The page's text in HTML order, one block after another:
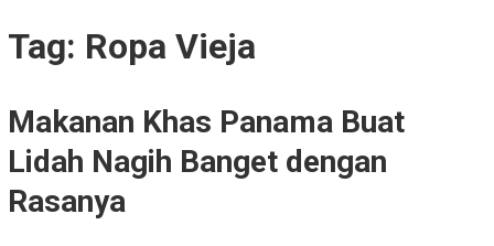
Tag: Ropa Vieja
Makanan Khas Panama Buat
Lidah Nagih Banget dengan
Rasanya